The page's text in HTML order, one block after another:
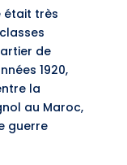
était très
de
1920,
la
au Maroc,
guerre